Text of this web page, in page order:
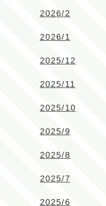
2026/2
2026/1
2025/12
2025/11
2025/10
2025/9
2025/8
2025/7
2025/6